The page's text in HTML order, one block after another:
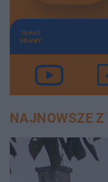
TERAZ
GRAMY
NAJNOWSZE Z